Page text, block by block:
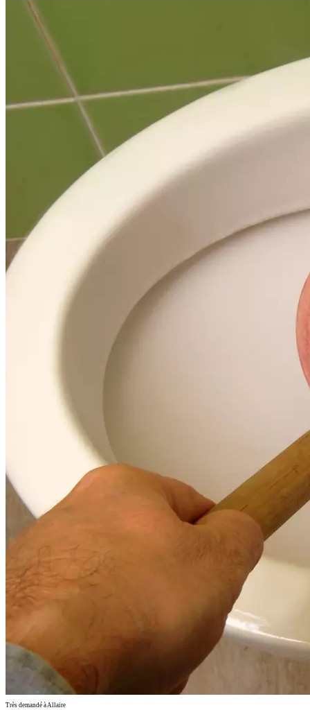
Très demandé à Allaire